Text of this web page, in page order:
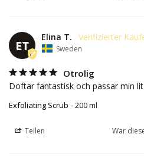
ET
Elina T.
Sweden
Otrolig
Doftar fantastisk och passar min
Exfoliating Scrub 200 ml
Teilen War